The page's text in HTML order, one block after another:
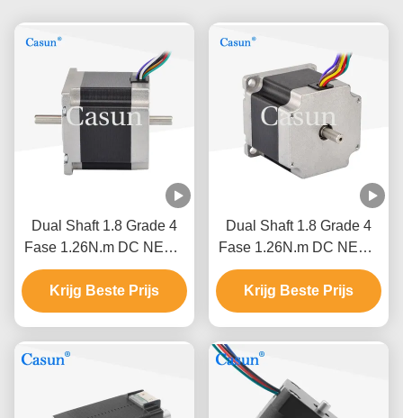
Dual Shaft 1.8 Grade 4
Fase 1.26N.m DC NEMA
23 Hybride stappenmotor
CNC-robot
Krijg Beste Prijs
Dual Shaft 1.8 Grade 4
Fase 1.26N.m DC NEMA
23 Hybride stappenmotor
CNC-robot
Krijg Beste Prijs